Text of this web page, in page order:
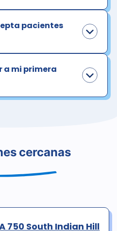
pacientes
a mi primera
cercanas
750 South Indian Hill